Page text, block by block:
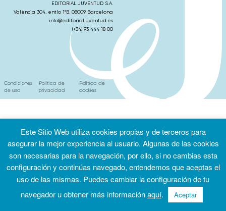
EDITORIAL JUVENTUD S.A.
València 304, entlo 1ºB. 08009 Barcelona
info@editorialjuventud.es
(+34) 93 444 18 00
Condiciones
de uso
Política de
privacidad
Política de
cookies
Este Sitio Web utiliza cookies propias y de terceros para
asegurar la mejor experiencia al usuario. Algunas de las cookies
son necesarias para la navegación, por ello, si no cambias esta
configuración y continúas navegado, entendemos que aceptas el
uso de las mismas. Puedes cambiar la configuración de tu
navegador u obtener más informaciónaquí. Aceptar